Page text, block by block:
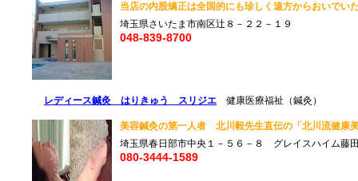
当店の内股矯正は全国的にも珍しく遠方からおいで
埼玉県さいたま市南区辻８－２２－１９
048-839-8700
レディース鍼灸 はりきゅう スリジエ 健康医療福祉（鍼灸）
美容鍼灸の第一人者 北川毅先生直伝の「北川流健
埼玉県春日部市中央１－５６－８ グレイスハイム藤
080-3444-1589